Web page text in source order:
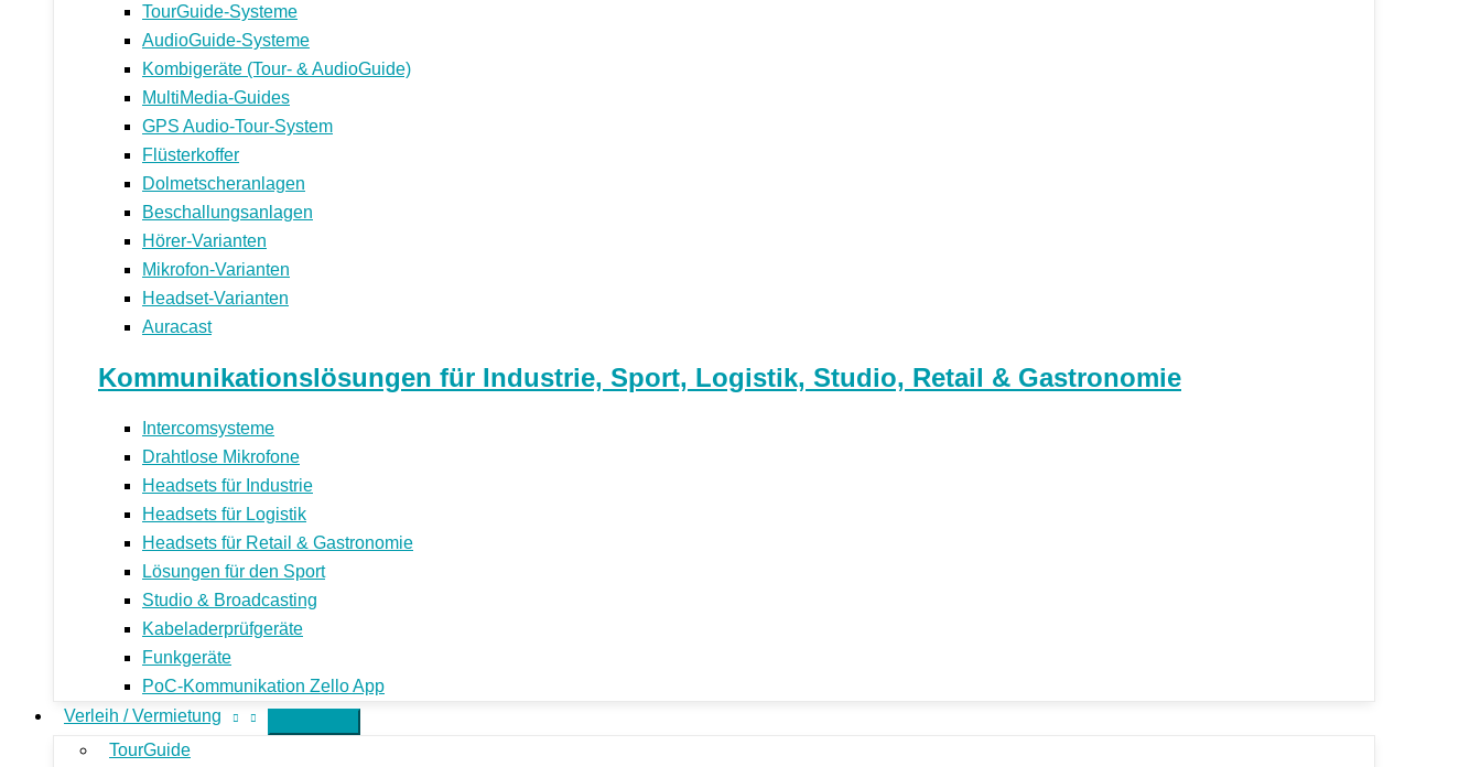
TourGuide-Systeme
AudioGuide-Systeme
Kombigeräte (Tour- & AudioGuide)
MultiMedia-Guides
GPS Audio-Tour-System
Flüsterkoffer
Dolmetscheranlagen
Beschallungsanlagen
Hörer-Varianten
Mikrofon-Varianten
Headset-Varianten
Auracast
Kommunikationslösungen für Industrie, Sport, Logistik, Studio, Retail & Gastronomie
Intercomsysteme
Drahtlose Mikrofone
Headsets für Industrie
Headsets für Logistik
Headsets für Retail & Gastronomie
Lösungen für den Sport
Studio & Broadcasting
Kabeladerprüfgeräte
Funkgeräte
PoC-Kommunikation Zello App
Verleih / Vermietung
TourGuide